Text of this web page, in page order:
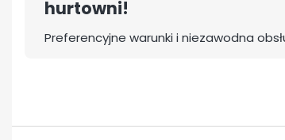
hurtowni!
Preferencyjne warunki i niezawodna